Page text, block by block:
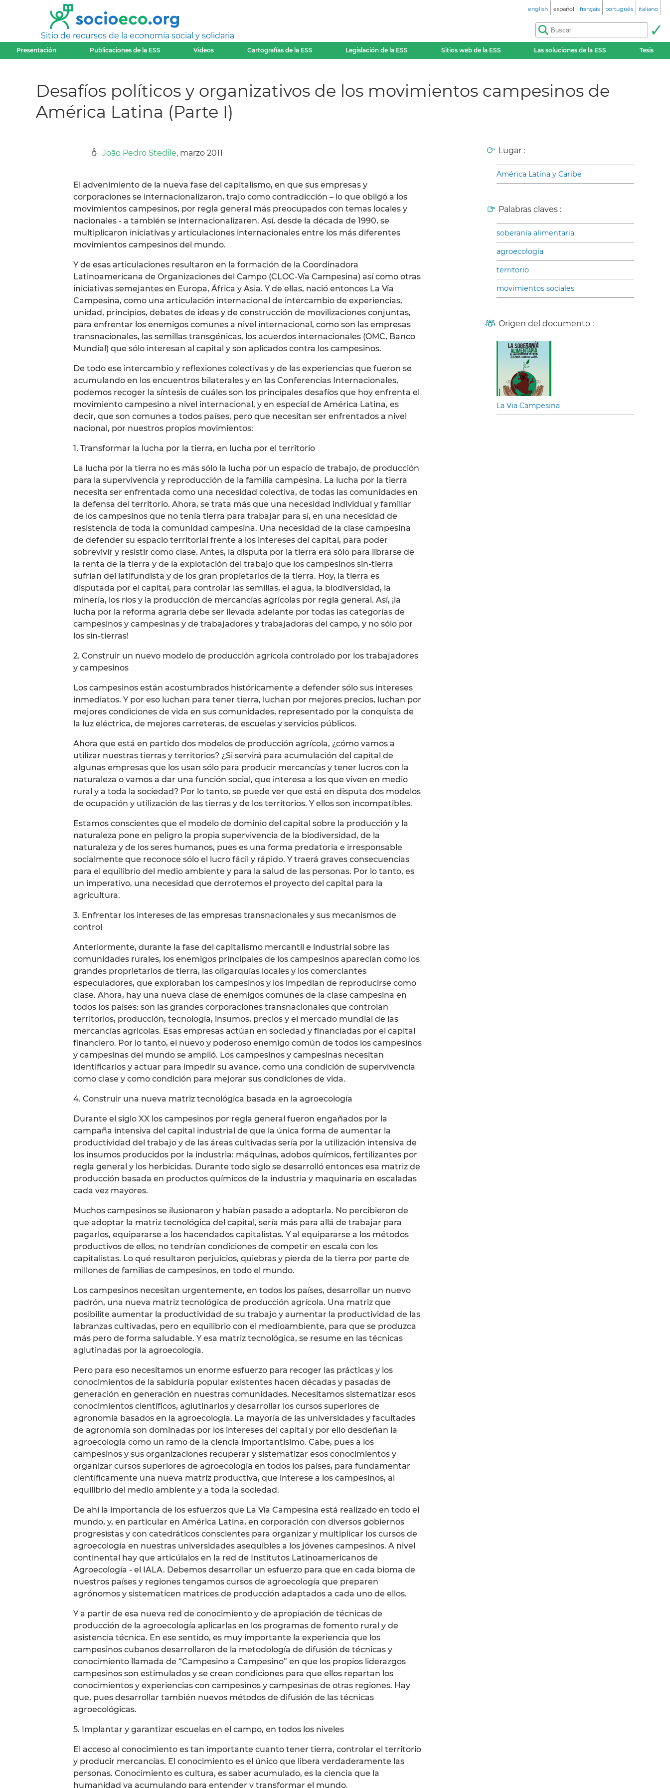
Sitio de recursos de la economía social y solidaria
english español français português italiano
Presentación Publicaciones de la ESS Videos Cartografías de la ESS Legislación de la ESS Sitios web de la ESS Las soluciones de la ESS Tesis
Desafíos políticos y organizativos de los movimientos campesinos de
América Latina (Parte I)
João Pedro Stedile, marzo 2011
El advenimiento de la nueva fase del capitalismo, en que sus empresas y
corporaciones se internacionalizaron, trajo como contradicción – lo que obligó a los
movimientos campesinos, por regla general más preocupados con temas locales y
nacionales - a también se internacionalizaren. Así, desde la década de 1990, se
multiplicaron iniciativas y articulaciones internacionales entre los más diferentes
movimientos campesinos del mundo.
Y de esas articulaciones resultaron en la formación de la Coordinadora
Latinoamericana de Organizaciones del Campo (CLOC-Vía Campesina) así como otras
iniciativas semejantes en Europa, África y Asia. Y de ellas, nació entonces La Vía
Campesina, como una articulación internacional de intercambio de experiencias,
unidad, principios, debates de ideas y de construcción de movilizaciones conjuntas,
para enfrentar los enemigos comunes a nivel internacional, como son las empresas
transnacionales, las semillas transgénicas, los acuerdos internacionales (OMC, Banco
Mundial) que sólo interesan al capital y son aplicados contra los campesinos.
De todo ese intercambio y reflexiones colectivas y de las experiencias que fueron se
acumulando en los encuentros bilaterales y en las Conferencias Internacionales,
podemos recoger la síntesis de cuáles son los principales desafíos que hoy enfrenta el
movimiento campesino a nivel internacional, y en especial de América Latina, es
decir, que son comunes a todos países, pero que necesitan ser enfrentados a nivel
nacional, por nuestros propios movimientos:
1. Transformar la lucha por la tierra, en lucha por el territorio
La lucha por la tierra no es más sólo la lucha por un espacio de trabajo, de producción
para la supervivencia y reproducción de la familia campesina. La lucha por la tierra
necesita ser enfrentada como una necesidad colectiva, de todas las comunidades en
la defensa del territorio. Ahora, se trata más que una necesidad individual y familiar
de los campesinos que no tenía tierra para trabajar para sí, en una necesidad de
resistencia de toda la comunidad campesina. Una necesidad de la clase campesina
de defender su espacio territorial frente a los intereses del capital, para poder
sobrevivir y resistir como clase. Antes, la disputa por la tierra era sólo para librarse de
la renta de la tierra y de la explotación del trabajo que los campesinos sin-tierra
sufrían del latifundista y de los gran propietarios de la tierra. Hoy, la tierra es
disputada por el capital, para controlar las semillas, el agua, la biodiversidad, la
minería, los ríos y la producción de mercancías agrícolas por regla general. Así, ¡la
lucha por la reforma agraria debe ser llevada adelante por todas las categorías de
campesinos y campesinas y de trabajadores y trabajadoras del campo, y no sólo por
los sin-tierras!
2. Construir un nuevo modelo de producción agrícola controlado por los trabajadores
y campesinos
Los campesinos están acostumbrados históricamente a defender sólo sus intereses
inmediatos. Y por eso luchan para tener tierra, luchan por mejores precios, luchan por
mejores condiciones de vida en sus comunidades, representado por la conquista de
la luz eléctrica, de mejores carreteras, de escuelas y servicios públicos.
Ahora que está en partido dos modelos de producción agrícola, ¿cómo vamos a
utilizar nuestras tierras y territorios? ¿Si servirá para acumulación del capital de
algunas empresas que los usan sólo para producir mercancías y tener lucros con la
naturaleza o vamos a dar una función social, que interesa a los que viven en medio
rural y a toda la sociedad? Por lo tanto, se puede ver que está en disputa dos modelos
de ocupación y utilización de las tierras y de los territorios. Y ellos son incompatibles.
Estamos conscientes que el modelo de dominio del capital sobre la producción y la
naturaleza pone en peligro la propia supervivencia de la biodiversidad, de la
naturaleza y de los seres humanos, pues es una forma predatoria e irresponsable
socialmente que reconoce sólo el lucro fácil y rápido. Y traerá graves consecuencias
para el equilibrio del medio ambiente y para la salud de las personas. Por lo tanto, es
un imperativo, una necesidad que derrotemos el proyecto del capital para la
agricultura.
3. Enfrentar los intereses de las empresas transnacionales y sus mecanismos de
control
Anteriormente, durante la fase del capitalismo mercantil e industrial sobre las
comunidades rurales, los enemigos principales de los campesinos aparecían como los
grandes proprietarios de tierra, las oligarquías locales y los comerciantes
especuladores, que exploraban los campesinos y los impedían de reproducirse como
clase. Ahora, hay una nueva clase de enemigos comunes de la clase campesina en
todos los países: son las grandes corporaciones transnacionales que controlan
territorios, producción, tecnología, insumos, precios y el mercado mundial de las
mercancías agrícolas. Esas empresas actúan en sociedad y financiadas por el capital
financiero. Por lo tanto, el nuevo y poderoso enemigo común de todos los campesinos
y campesinas del mundo se amplió. Los campesinos y campesinas necesitan
identificarlos y actuar para impedir su avance, como una condición de supervivencia
como clase y como condición para mejorar sus condiciones de vida.
4. Construir una nueva matriz tecnológica basada en la agroecología
Durante el siglo XX los campesinos por regla general fueron engañados por la
campaña intensiva del capital industrial de que la única forma de aumentar la
productividad del trabajo y de las áreas cultivadas sería por la utilización intensiva de
los insumos producidos por la industria: máquinas, adobos químicos, fertilizantes por
regla general y los herbicidas. Durante todo siglo se desarrolló entonces esa matriz de
producción basada en productos químicos de la industria y maquinaria en escaladas
cada vez mayores.
Muchos campesinos se ilusionaron y habían pasado a adoptarla. No percibieron de
que adoptar la matriz tecnológica del capital, sería más para allá de trabajar para
pagarlos, equipararse a los hacendados capitalistas. Y al equipararse a los métodos
productivos de ellos, no tendrían condiciones de competir en escala con los
capitalistas. Lo qué resultaron perjuicios, quiebras y pierda de la tierra por parte de
millones de familias de campesinos, en todo el mundo.
Los campesinos necesitan urgentemente, en todos los países, desarrollar un nuevo
padrón, una nueva matriz tecnológica de producción agrícola. Una matriz que
posibilite aumentar la productividad de su trabajo y aumentar la productividad de las
labranzas cultivadas, pero en equilibrio con el medioambiente, para que se produzca
más pero de forma saludable. Y esa matriz tecnológica, se resume en las técnicas
aglutinadas por la agroecología.
Pero para eso necesitamos un enorme esfuerzo para recoger las prácticas y los
conocimientos de la sabiduría popular existentes hacen décadas y pasadas de
generación en generación en nuestras comunidades. Necesitamos sistematizar esos
conocimientos científicos, aglutinarlos y desarrollar los cursos superiores de
agronomía basados en la agroecología. La mayoría de las universidades y facultades
de agronomía son dominadas por los intereses del capital y por ello desdeñan la
agroecología como un ramo de la ciencia importantísimo. Cabe, pues a los
campesinos y sus organizaciones recuperar y sistematizar esos conocimientos y
organizar cursos superiores de agroecología en todos los países, para fundamentar
científicamente una nueva matriz productiva, que interese a los campesinos, al
equilibrio del medio ambiente y a toda la sociedad.
De ahí la importancia de los esfuerzos que La Vía Campesina está realizado en todo el
mundo, y, en particular en América Latina, en corporación con diversos gobiernos
progresistas y con catedráticos conscientes para organizar y multiplicar los cursos de
agroecología en nuestras universidades asequibles a los jóvenes campesinos. A nivel
continental hay que articúlalos en la red de Institutos Latinoamericanos de
Agroecología - el IALA. Debemos desarrollar un esfuerzo para que en cada bioma de
nuestros países y regiones tengamos cursos de agroecología que preparen
agrónomos y sistematicen matrices de producción adaptados a cada uno de ellos.
Y a partir de esa nueva red de conocimiento y de apropiación de técnicas de
producción de la agroecología aplicarlas en los programas de fomento rural y de
asistencia técnica. En ese sentido, es muy importante la experiencia que los
campesinos cubanos desarrollaron de la metodología de difusión de técnicas y
conocimiento llamada de “Campesino a Campesino” en que los propios liderazgos
campesinos son estimulados y se crean condiciones para que ellos repartan los
conocimientos y experiencias con campesinos y campesinas de otras regiones. Hay
que, pues desarrollar también nuevos métodos de difusión de las técnicas
agroecológicas.
5. Implantar y garantizar escuelas en el campo, en todos los niveles
El acceso al conocimiento es tan importante cuanto tener tierra, controlar el territorio
y producir mercancías. El conocimiento es el único que libera verdaderamente las
personas. Conocimiento es cultura, es saber acumulado, es la ciencia que la
humanidad va acumulando para entender y transformar el mundo.
Lugar :
América Latina y Caribe
Palabras claves :
soberanía alimentaria
agroecología
territorio
movimientos sociales
Origen del documento :
La Via Campesina